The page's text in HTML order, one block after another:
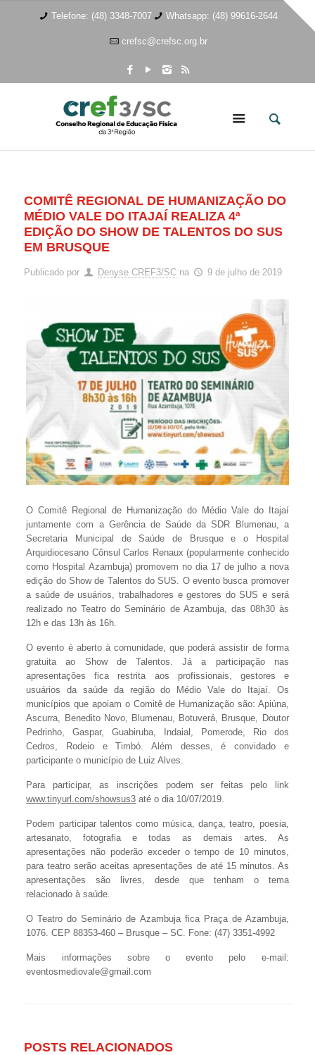
Telefone: (48) 3348-7007 Whatsapp: (48) 99616-2644
crefsc@crefsc.org.br
COMITÊ REGIONAL DE HUMANIZAÇÃO DO
MÉDIO VALE DO ITAJAÍ REALIZA 4ª
EDIÇÃO DO SHOW DE TALENTOS DO SUS
EM BRUSQUE
Publicado por Denyse CREF3/SC na 9 de julho de 2019
O Comitê Regional de Humanização do Médio Vale do Itajaí
juntamente com a Gerência de Saúde da SDR Blumenau, a
Secretaria Municipal de Saúde de Brusque e o Hospital
Arquidiocesano Cônsul Carlos Renaux (popularmente conhecido
como Hospital Azambuja) promovem no dia 17 de julho a nova
edição do Show de Talentos do SUS. O evento busca promover
a saúde de usuários, trabalhadores e gestores do SUS e será
realizado no Teatro do Seminário de Azambuja, das 08h30 às
12h e das 13h às 16h.
O evento é aberto à comunidade, que poderá assistir de forma
gratuita ao Show de Talentos. Já a participação nas
apresentações fica restrita aos profissionais, gestores e
usuários da saúde da região do Médio Vale do Itajaí. Os
municípios que apoiam o Comitê de Humanização são: Apiúna,
Ascurra, Benedito Novo, Blumenau, Botuverá, Brusque, Doutor
Pedrinho, Gaspar, Guabiruba, Indaial, Pomerode, Rio dos
Cedros, Rodeio e Timbó. Além desses, é convidado e
participante o município de Luiz Alves.
Para participar, as inscrições podem ser feitas pelo link
www.tinyurl.com/showsus3 até o dia 10/07/2019.
Podem participar talentos como música, dança, teatro, poesia,
artesanato, fotografia e todas as demais artes. As
apresentações não poderão exceder o tempo de 10 minutos,
para teatro serão aceitas apresentações de até 15 minutos. As
apresentações são livres, desde que tenham o tema
relacionado à saúde.
O Teatro do Seminário de Azambuja fica Praça de Azambuja,
1076. CEP 88353-460 – Brusque – SC. Fone: (47) 3351-4992
Mais informações sobre o evento pelo e-mail:
eventosmediovale@gmail.com
POSTS RELACIONADOS